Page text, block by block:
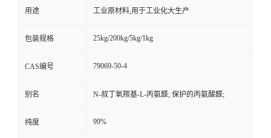
用途 工业原材料,用于工业化大生产
包装规格 25kg/200kg/5kg/1kg
CAS编号 79069-50-4
别名 N-叔丁氧羰基-L-丙氨醛; 保护的丙氨酸醛;
纯度 99%